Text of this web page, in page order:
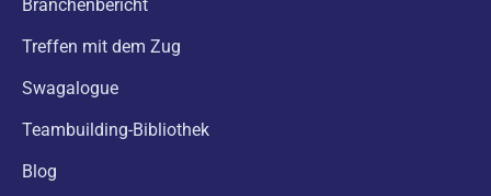
Branchenbericht
Treffen mit dem Zug
Swagalogue
Teambuilding-Bibliothek
Blog